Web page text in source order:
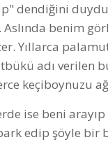
dendiğini
Aslında benim
Yıllarca
adı verilen
keçiboynuzu
ise beni
edip şöyle